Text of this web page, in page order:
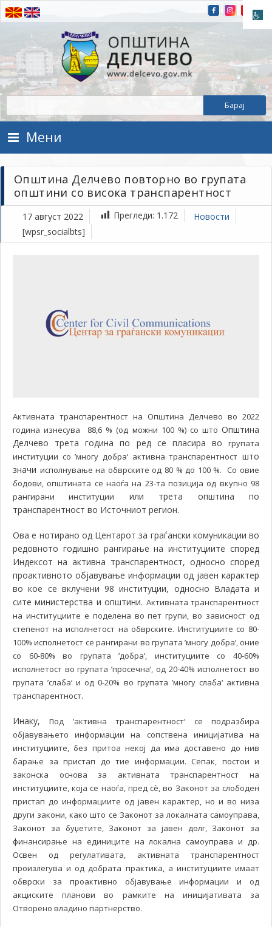
Прескокнете на содржината
Општина Делчево
Општина Делчево
Мени
Општина Делчево повторно во групата
општини со висока транспарентност
17 август 2022 Прегледи: 1.172
Новости
[wpsr_socialbts]
Активната транспарентност на Општина Делчево во 2022
година изнесува 88,6 % (од можни 100 %) со што Општина
Делчево трета година по ред се пласира во групата
институции со ’многу добра‘ активна транспарентност што
значи исполнување на обврските од 80 % до 100 %. Со овие
бодови, општината се наоѓа на 23-та позиција од вкупно 98
рангирани институции
или трета општина по
транспарентност во Источниот регион.
Ова е нотирано од Центарот за граѓански комуникации во
редовното годишно рангирање на институциите според
Индексот на активна транспарентност, односно според
проактивното објавување информации од јавен карактер
во кое се вклучени 98 институции, односно Владата и
сите министерства и општини. Активната транспарентност
на институциите е поделена во пет групи, во зависност од
степенот на исполнетост на обврските. Институциите со 80-
100% исполнетост се рангирани во групата ’многу добра‘, оние
со 60-80% во групата ’добра‘, институциите со 40-60%
исполнетост во групата ’просечна‘, од 20-40% исполнетост во
групата ’слаба‘ и од 0-20% во групата ’многу слаба‘ активна
транспарентност.
Инаку, под ’активна транспарентност‘ се подразбира
објавувањето информации на сопствена иницијатива на
институциите, без притоа некој да има доставено до нив
барање за пристап до тие информации. Сепак, постои и
законска основа за активната транспарентност на
институциите, која се наоѓа, пред сè, во Законот за слободен
пристап до информациите од јавен карактер, но и во низа
други закони, како што се Законот за локалната самоуправа,
Законот за буџетите, Законот за јавен долг, Законот за
финансирање на единиците на локална самоуправа и др.
Освен од регулативата, активната транспарентност
произлегува и од добрата практика, а институциите имаат
обврски за проактивно објавување информации и од
акциските планови во рамките на иницијативата за
Отворено владино партнерство.